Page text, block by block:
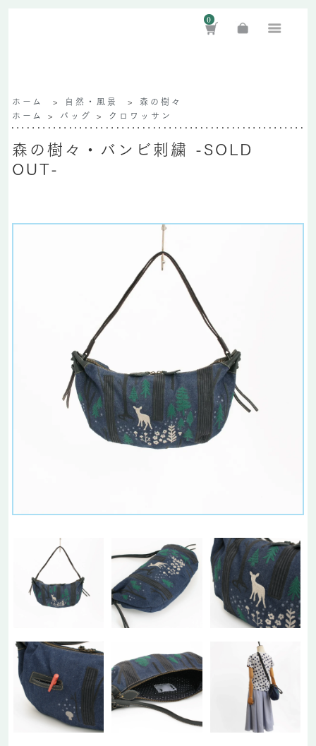
0
ホーム > 自然・風景 > 森の樹々
ホーム > バッグ > クロワッサン
森の樹々・バンビ刺繍 -SOLD
OUT-